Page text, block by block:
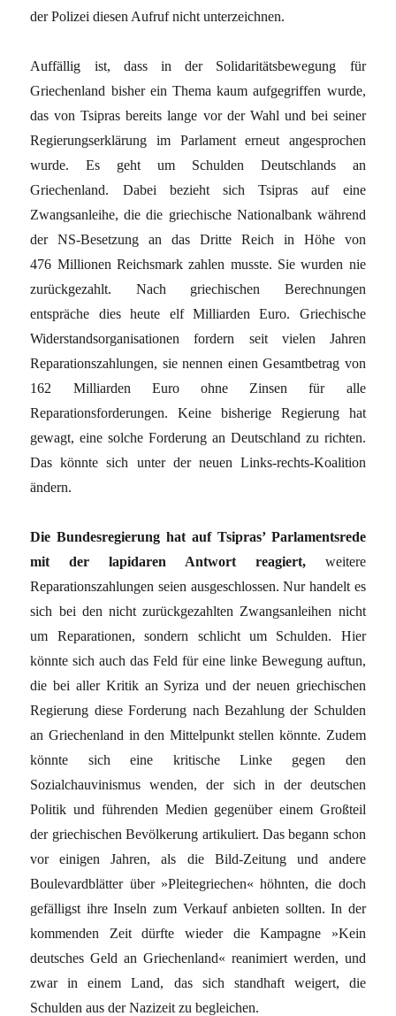
der Polizei diesen Aufruf nicht unterzeichnen.
Auffällig ist, dass in der Solidaritätsbewegung für
Griechenland bisher ein Thema kaum aufgegriffen wurde,
das von Tsipras bereits lange vor der Wahl und bei seiner
Regierungserklärung im Parlament erneut angesprochen
wurde. Es geht um Schulden Deutschlands an
Griechenland. Dabei bezieht sich Tsipras auf eine
Zwangsanleihe, die die griechische Nationalbank während
der NS-Besetzung an das Dritte Reich in Höhe von
476 Millionen Reichsmark zahlen musste. Sie wurden nie
zurückgezahlt. Nach griechischen Berechnungen
entspräche dies heute elf Milliarden Euro. Griechische
Widerstandsorganisationen fordern seit vielen Jahren
Reparationszahlungen, sie nennen einen Gesamtbetrag von
162 Milliarden Euro ohne Zinsen für alle
Reparationsforderungen. Keine bisherige Regierung hat
gewagt, eine solche Forderung an Deutschland zu richten.
Das könnte sich unter der neuen Links-rechts-Koalition
ändern.
Die Bundesregierung hat auf Tsipras’ Parlamentsrede
mit der lapidaren Antwort reagiert,weitere
Reparationszahlungen seien ausgeschlossen. Nur handelt es
sich bei den nicht zurückgezahlten Zwangsanleihen nicht
um Reparationen, sondern schlicht um Schulden. Hier
könnte sich auch das Feld für eine linke Bewegung auftun,
die bei aller Kritik an Syriza und der neuen griechischen
Regierung diese Forderung nach Bezahlung der Schulden
an Griechenland in den Mittelpunkt stellen könnte. Zudem
könnte sich eine kritische Linke gegen den
Sozialchauvinismus wenden, der sich in der deutschen
Politik und führenden Medien gegenüber einem Großteil
der griechischen Bevölkerung artikuliert. Das begann schon
vor einigen Jahren, als die Bild-Zeitung und andere
Boulevardblätter über »Pleite­griechen« höhnten, die doch
gefälligst ihre Inseln zum Verkauf anbieten sollten. In der
kommenden Zeit dürfte wieder die Kampagne »Kein
deutsches Geld an Griechenland« reanimiert werden, und
zwar in einem Land, das sich standhaft weigert, die
Schulden aus der Nazizeit zu begleichen.